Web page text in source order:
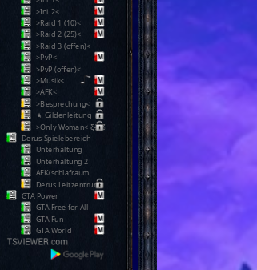
>Ini 2<
>Raid 1 (10)<
>Raid 2 (25)<
>Raid 3 (offen)<
>PvP<
>PvP (offen)<
>Musik<
>AFK<
>Besprechung<
★ Gildenleitung ★
>Only Woman< Ƹ̵̡Ӝ̵̨̄Ʒ
Derus Spielebereich
Unterhaltung
Unterhaltung 2
AFK/schlafraum
Derus Leitzentrum
GTA Power
GTA Free for All
GTA Fun
GTA World